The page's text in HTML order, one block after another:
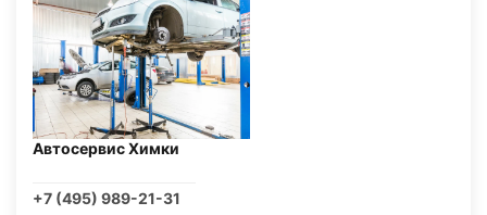
Автосервис Химки
+7 (495) 989-21-31